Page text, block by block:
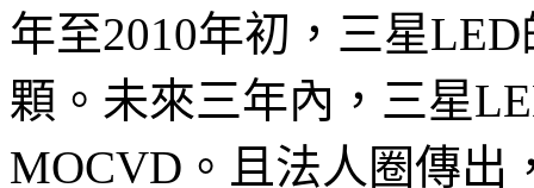
年至2010年初，三星
顆。未來三年內，三星
MOCVD。且法人圈傳出